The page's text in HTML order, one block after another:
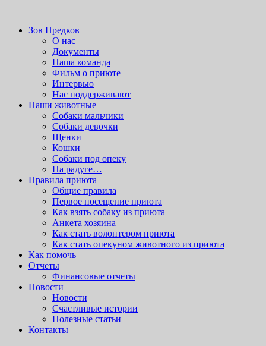
шаблоны и другие расширения.
Зов Предков
приют для бездомных животных
Зов Предков
О нас
Документы
Наша команда
Фильм о приюте
Интервью
Нас поддерживают
Наши животные
Cобаки мальчики
Cобаки девочки
Щенки
Кошки
Собаки под опеку
На радуге…
Правила приюта
Общие правила
Первое посещение приюта
Как взять собаку из приюта
Анкета хозяина
Как стать волонтером приюта
Как стать опекуном животного из приюта
Как помочь
Отчеты
Финансовые отчеты
Новости
Новости
Счастливые истории
Полезные статьи
Контакты